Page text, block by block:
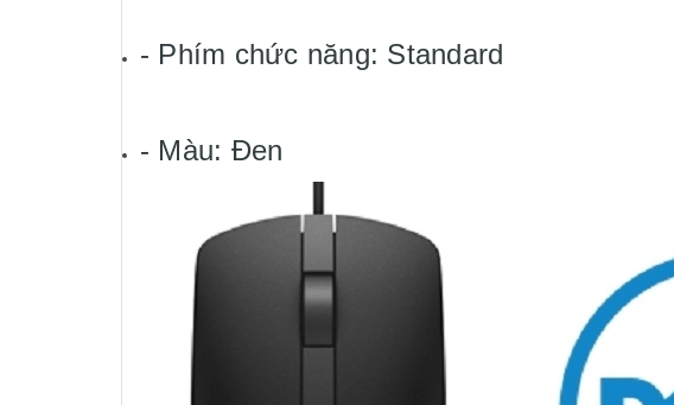
- Phím chức năng: Standard
- Màu: Đen